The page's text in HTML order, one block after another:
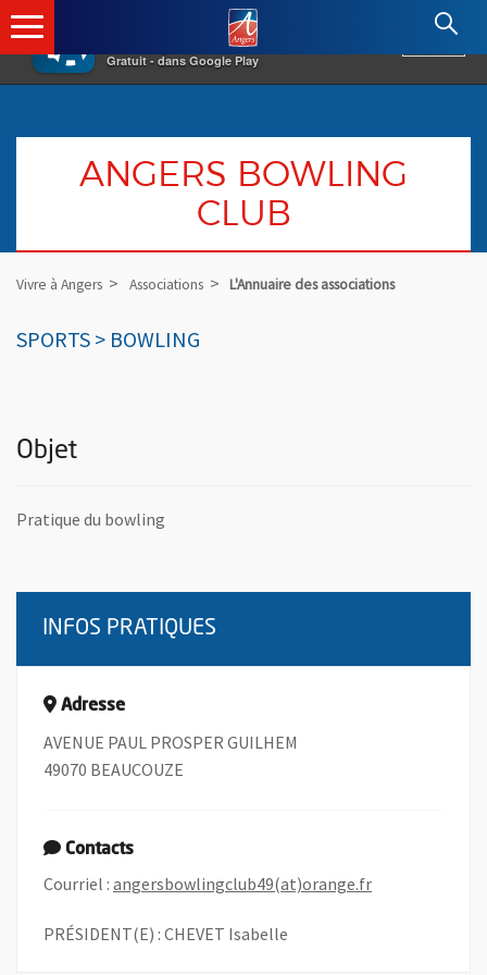
×
Gratuit - dans Google Play
Angers.fr : Retour à l'accueil
ANGERS BOWLING
CLUB
Vivre à Angers Associations L'Annuaire des associations
SPORTS > BOWLING
Objet
Pratique du bowling
INFOS PRATIQUES
Adresse
AVENUE PAUL PROSPER GUILHEM
49070 BEAUCOUZE
Contacts
Courriel : angersbowlingclub49(at)orange.fr, Ouvre une
PRÉSIDENT(E) : CHEVET Isabelle